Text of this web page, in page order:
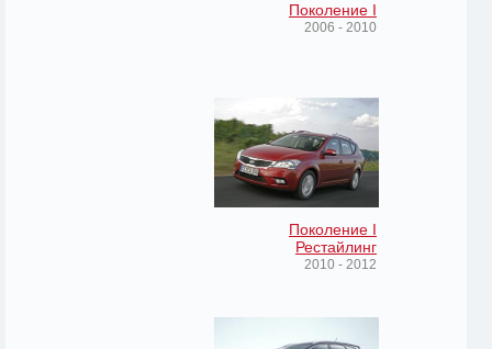
Поколение I
2006 - 2010
Поколение I
Рестайлинг
2010 - 2012